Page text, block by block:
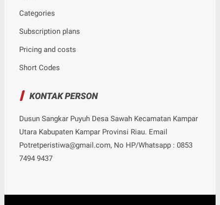
Categories
Subscription plans
Pricing and costs
Short Codes
KONTAK PERSON
Dusun Sangkar Puyuh Desa Sawah Kecamatan Kampar
Utara Kabupaten Kampar Provinsi Riau. Email
Potretperistiwa@gmail.com, No HP/Whatsapp : 0853
7494 9437